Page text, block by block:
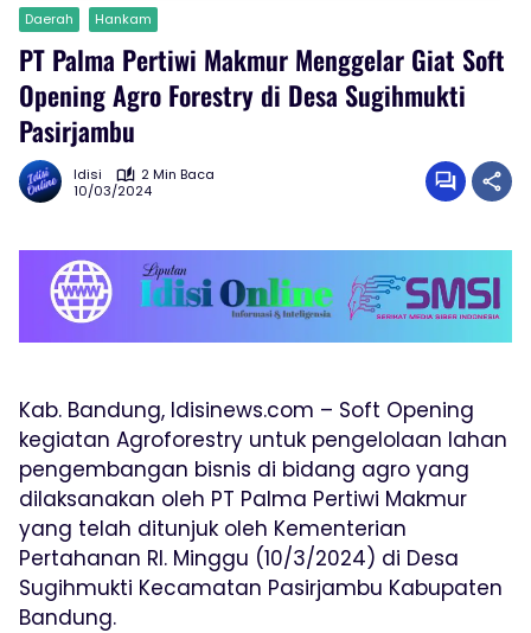
Daerah Hankam
PT Palma Pertiwi Makmur Menggelar Giat Soft
Opening Agro Forestry di Desa Sugihmukti
Pasirjambu
Idisi
2 Min Baca
10/03/2024
Kab. Bandung, Idisinews.com – Soft Opening
kegiatan Agroforestry untuk pengelolaan lahan
pengembangan bisnis di bidang agro yang
dilaksanakan oleh PT Palma Pertiwi Makmur
yang telah ditunjuk oleh Kementerian
Pertahanan RI. Minggu (10/3/2024) di Desa
Sugihmukti Kecamatan Pasirjambu Kabupaten
Bandung.